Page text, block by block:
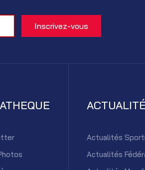
Actualités
Actualités